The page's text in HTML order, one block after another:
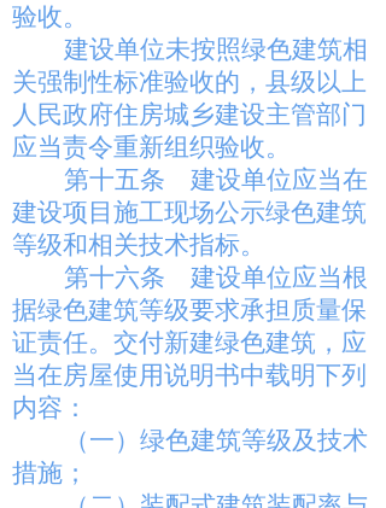
验收。
建设单位未按照绿色建筑相
关强制性标准验收的，县级以上
人民政府住房城乡建设主管部门
应当责令重新组织验收。
第十五条
建设单位应当在
建设项目施工现场公示绿色建筑
等级和相关技术指标。
第十六条
建设单位应当根
据绿色建筑等级要求承担质量保
证责任。交付新建绿色建筑，应
当在房屋使用说明书中载明下列
内容：
（一）绿色建筑等级及技术
措施；